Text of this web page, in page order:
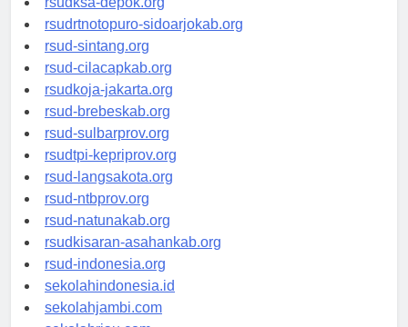
rsudksa-depok.org
rsudrtnotopuro-sidoarjokab.org
rsud-sintang.org
rsud-cilacapkab.org
rsudkoja-jakarta.org
rsud-brebeskab.org
rsud-sulbarprov.org
rsudtpi-kepriprov.org
rsud-langsakota.org
rsud-ntbprov.org
rsud-natunakab.org
rsudkisaran-asahankab.org
rsud-indonesia.org
sekolahindonesia.id
sekolahjambi.com